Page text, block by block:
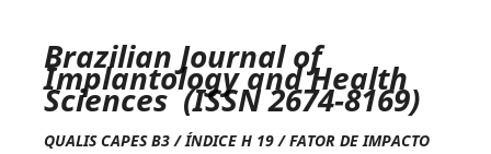
Brazilian Journal of
Implantology and Health
Sciences (ISSN 2674-8169)
QUALIS CAPES B3 / ÍNDICE H 19 / FATOR DE IMPACTO